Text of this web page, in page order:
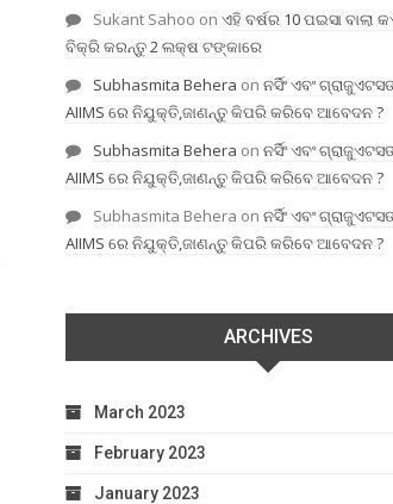
Sukant Sahoo on ଏହି ବର୍ଷର 10 ପଇସା ବାଲା
ବିକ୍ରି କରନ୍ତୁ 2 ଲକ୍ଷ ଟଙ୍କାରେ
Subhasmita Behera on ନର୍ସିଂ ଏବଂ
AIIMS ରେ ନିଯୁକ୍ତି,ଜାଣନ୍ତୁ କିପରି କରିବେ ଆବେଦନ ?
Subhasmita Behera on ନର୍ସିଂ ଏବଂ
AIIMS ରେ ନିଯୁକ୍ତି,ଜାଣନ୍ତୁ କିପରି କରିବେ ଆବେଦନ ?
Subhasmita Behera on ନର୍ସିଂ ଏବଂ
AIIMS ରେ ନିଯୁକ୍ତି,ଜାଣନ୍ତୁ କିପରି କରିବେ ଆବେଦନ ?
ARCHIVES
March 2023
February 2023
January 2023